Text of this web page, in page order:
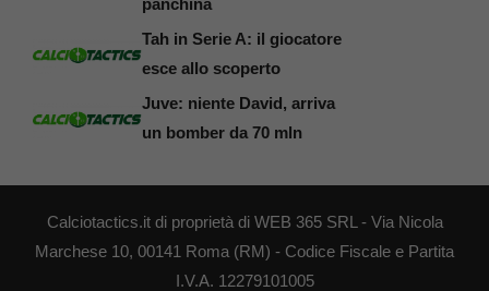
Tah in Serie A: il giocatore
esce allo scoperto
Juve: niente David, arriva
un bomber da 70 mln
Calciotactics.it di proprietà di WEB 365 SRL - Via Nicola
Marchese 10, 00141 Roma (RM) - Codice Fiscale e Partita
I.V.A. 12279101005